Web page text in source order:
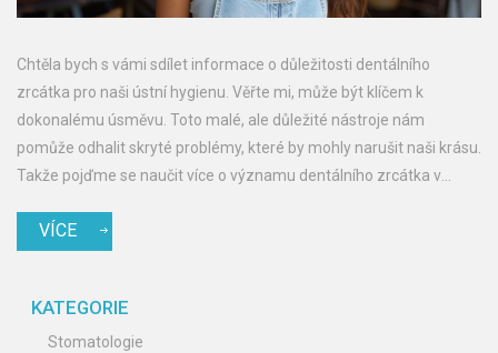
Chtěla bych s vámi sdílet informace o důležitosti dentálního
zrcátka pro naši ústní hygienu. Věřte mi, může být klíčem k
dokonalému úsměvu. Toto malé, ale důležité nástroje nám
pomůže odhalit skryté problémy, které by mohly narušit naši krásu.
Takže pojďme se naučit více o významu dentálního zrcátka v
dáte vědět, jaký máte z tohoto článku pocit!
VÍCE
KATEGORIE
Stomatologie